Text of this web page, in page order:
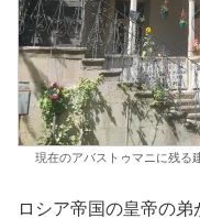
現在のアバストゥマニに残る
ロシア帝国の皇帝の